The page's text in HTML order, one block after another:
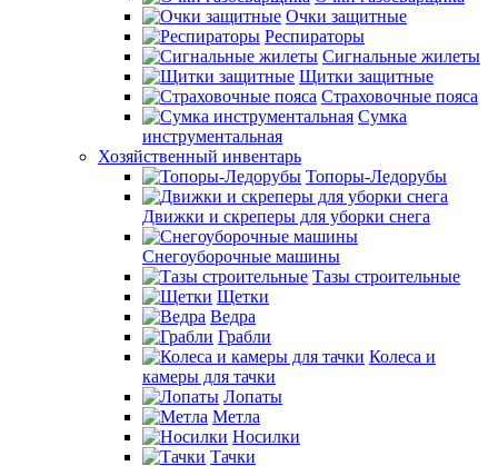
Очки защитные
Респираторы
Сигнальные жилеты
Щитки защитные
Страховочные пояса
Сумка
инструментальная
Хозяйственный инвентарь
Топоры-Ледорубы
Движки и скреперы для уборки снега
Снегоуборочные машины
Тазы строительные
Щетки
Ведра
Грабли
Колеса и
камеры для тачки
Лопаты
Метла
Носилки
Тачки